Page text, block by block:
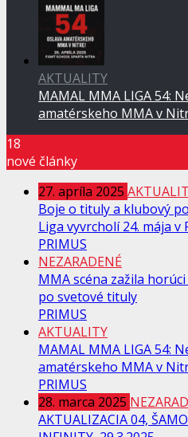
AKTUALITY
MAMAL MMA LIGA 54:
amatérskeho MMA v
18
nové články
27. apríla 2025
Boje o tituly a klubový
Liga vyvrcholí 24. mája v
PRIMUS
NEZARADENÉ
MMA scéna zažila
po svetové tituly
PRIMUS
AKTUALITY
MAMAL MMA LIGA 54:
amatérskeho MMA v
PRIMUS
28. marca 2025
AKTUALIZACIA 04,